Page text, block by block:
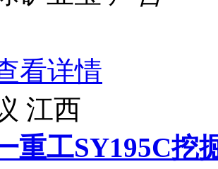
看详情
江西
重工SY195C挖